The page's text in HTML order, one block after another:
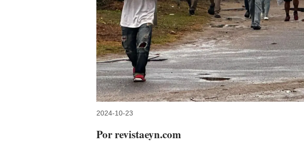
2024-10-23
Por revistaeyn.com